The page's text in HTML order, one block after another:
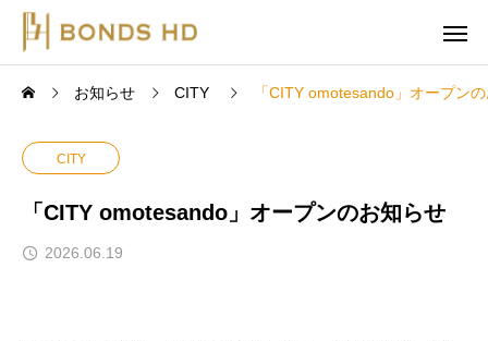
お知らせ CITY 「CITY omotesando」オープン
CITY
「CITY omotesando」オープンのお知らせ
2026.06.19